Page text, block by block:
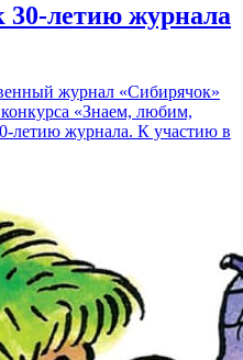
30-летию журнала
журнал «Сибирячок»
конкурса «Знаем, любим,
летию журнала. К участию в